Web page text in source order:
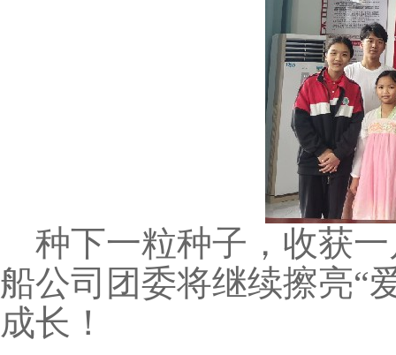
种下一粒种子，收获
船公司团委将继续擦亮“
成长！